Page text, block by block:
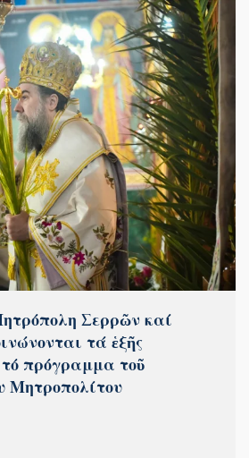
Σερρῶν καί
τά ἑξῆς
πρόγραμμα τοῦ
Μητροπολίτου